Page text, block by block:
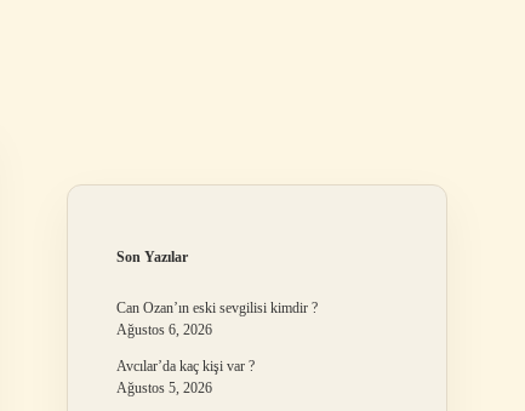
Son Yazılar
Can Ozan’ın eski sevgilisi kimdir ?
Ağustos 6, 2026
Avcılar’da kaç kişi var ?
Ağustos 5, 2026